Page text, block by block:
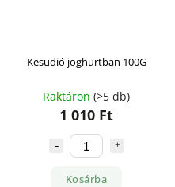
Kesudió joghurtban 100G
Raktáron (>5 db)
1 010 Ft
Kosárba